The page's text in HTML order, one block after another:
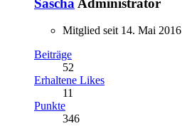
Mitglied seit 14. Mai 2016
Beiträge
52
Erhaltene Likes
11
Punkte
346